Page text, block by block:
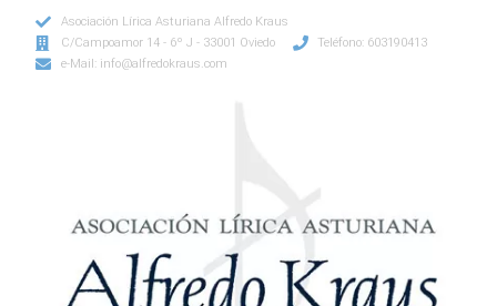
Asociación Lírica Asturiana Alfredo Kraus
C/Campoamor 14 - 6º J - 33001 Oviedo
Teléfono: 603190413
e-Mail: info@alfredokraus.com